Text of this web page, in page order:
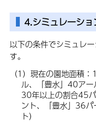
4.シミュレーシ
以下の条件でシミュレ
す。
（1）現在の園地面積
ル、「豊水」40ア
30年以上の割合45
ント、「豊水」36
ト）